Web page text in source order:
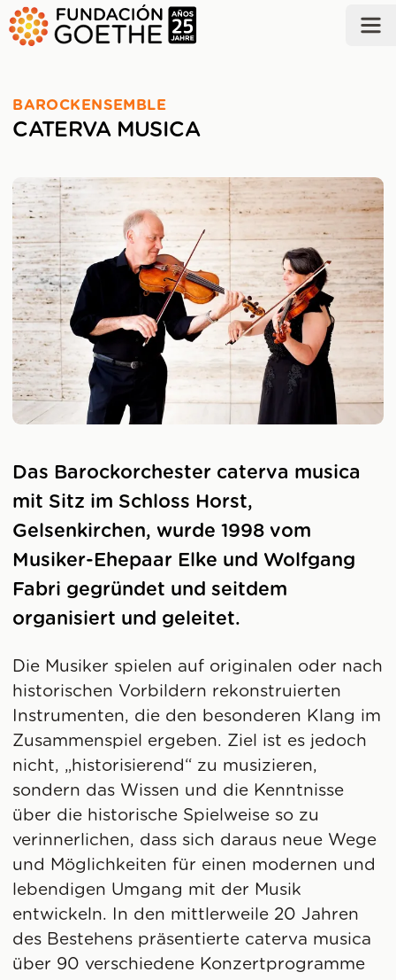
ZUM HAUPTINHALT SPRINGEN
BAROCKENSEMBLE
CATERVA MUSICA
Das Barockorchester caterva musica
mit Sitz im Schloss Horst,
Gelsenkirchen, wurde 1998 vom
Musiker-Ehepaar Elke und Wolfgang
Fabri gegründet und seitdem
organisiert und geleitet.
Die Musiker spielen auf originalen oder nach
historischen Vorbildern rekonstruierten
Instrumenten, die den besonderen Klang im
Zusammenspiel ergeben. Ziel ist es jedoch
nicht, „historisierend“ zu musizieren,
sondern das Wissen und die Kenntnisse
über die historische Spielweise so zu
verinnerlichen, dass sich daraus neue Wege
und Möglichkeiten für einen modernen und
lebendigen Umgang mit der Musik
entwickeln. In den mittlerweile 20 Jahren
des Bestehens präsentierte caterva musica
über 90 verschiedene Konzertprogramme